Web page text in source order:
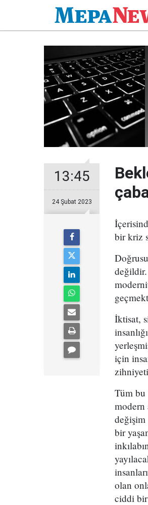
13:45
24 Şubat 2023
bir kriz
İktisat,
için
Tüm bu
modern
bir
olan
ciddi bir